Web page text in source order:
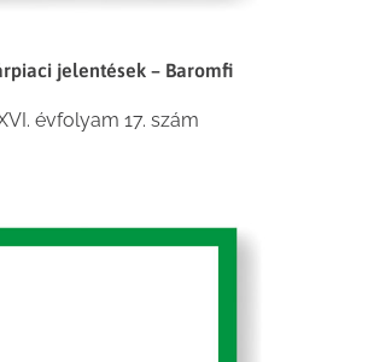
jelentések – Baromfi
évfolyam 17. szám